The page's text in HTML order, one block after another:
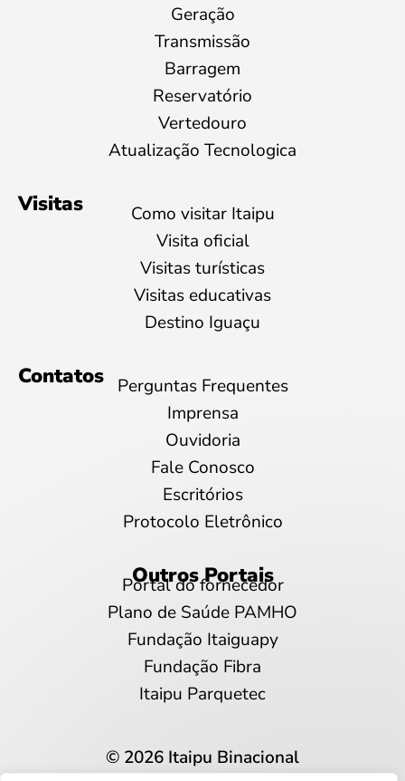
Geração
Transmissão
Barragem
Reservatório
Vertedouro
Atualização Tecnologica
Visitas
Como visitar Itaipu
Visita oficial
Visitas turísticas
Visitas educativas
Destino Iguaçu
Contatos
Perguntas Frequentes
Imprensa
Ouvidoria
Fale Conosco
Escritórios
Protocolo Eletrônico
Outros Portais
Portal do fornecedor
Plano de Saúde PAMHO
Fundação Itaiguapy
Fundação Fibra
Itaipu Parquetec
© 2026 Itaipu Binacional